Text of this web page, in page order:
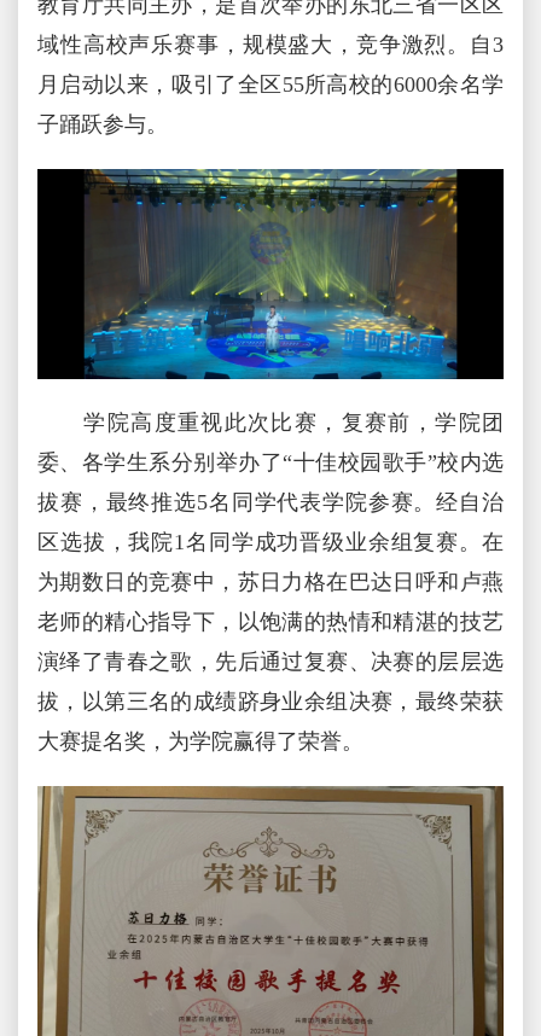
教育厅共同主办，是首次举办的东北三省一区区
域性高校声乐赛事，规模盛大，竞争激烈。自3
月启动以来，吸引了全区55所高校的6000余名学
子踊跃参与。
学院高度重视此次比赛，复赛前，学院团
委、各学生系分别举办了“十佳校园歌手”校内选
拔赛，最终推选5名同学代表学院参赛。经自治
区选拔，我院1名同学成功晋级业余组复赛。在
为期数日的竞赛中，苏日力格在巴达日呼和卢燕
老师的精心指导下，以饱满的热情和精湛的技艺
演绎了青春之歌，先后通过复赛、决赛的层层选
拔，以第三名的成绩跻身业余组决赛，最终荣获
大赛提名奖，为学院赢得了荣誉。